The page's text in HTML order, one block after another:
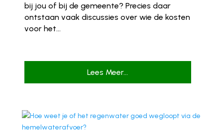
bij jou of bij de gemeente? Precies daar
ontstaan vaak discussies over wie de kosten
voor het...
Lees Meer...